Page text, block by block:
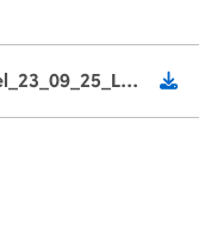
Download File: Circolare_n_10_del_23_09_25_Laboratori_Tempo_Prolungato.pdf